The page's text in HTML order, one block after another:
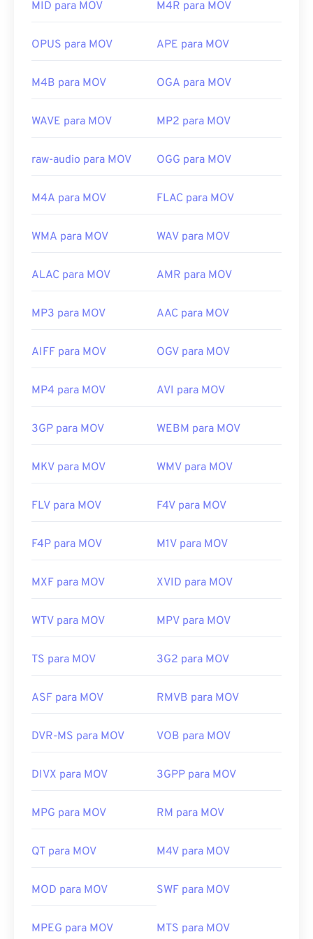
Links úteis:
Observe que dois outros tipos de arquivo também
Online. Esses tipos de arquivo não têm relação
tecnologias e elas não abrem no QuickTime.
Desenvolvido por:
Apple Inc.
Links úteis:
https://developer.apple.com/library/archive/
MID para MOV M4R para MOV
OPUS para MOV APE para MOV
M4B para MOV OGA para MOV
WAVE para MOV MP2 para MOV
raw-audio para MOV OGG para MOV
M4A para MOV FLAC para MOV
WMA para MOV WAV para MOV
ALAC para MOV AMR para MOV
MP3 para MOV AAC para MOV
AIFF para MOV OGV para MOV
MP4 para MOV AVI para MOV
3GP para MOV WEBM para MOV
MKV para MOV WMV para MOV
FLV para MOV F4V para MOV
F4P para MOV M1V para MOV
MXF para MOV XVID para MOV
WTV para MOV MPV para MOV
TS para MOV 3G2 para MOV
ASF para MOV RMVB para MOV
DVR-MS para MOV VOB para MOV
DIVX para MOV 3GPP para MOV
MPG para MOV RM para MOV
QT para MOV M4V para MOV
MOD para MOV SWF para MOV
MPEG para MOV MTS para MOV